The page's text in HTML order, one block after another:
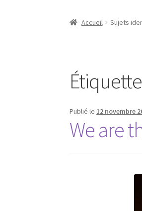
Accueil Sujets
Publié le 12 novembre
We are